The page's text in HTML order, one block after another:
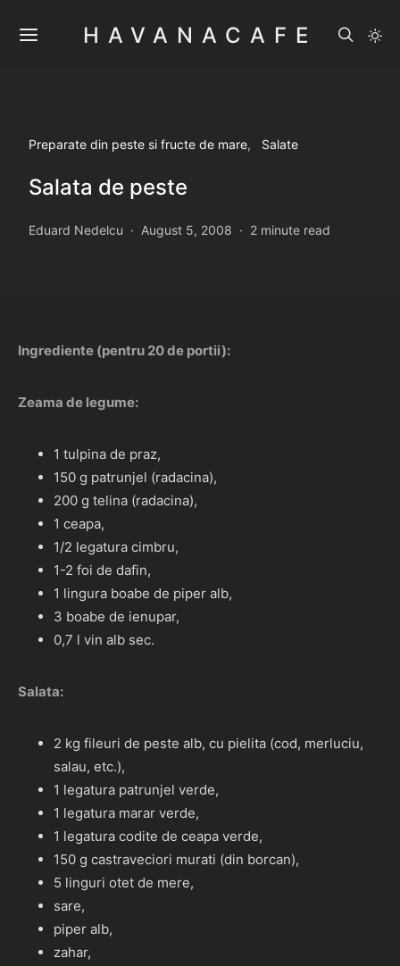
HAVANACAFE
Preparate din peste si fructe de mare Salate
Salata de peste
Eduard Nedelcu August 5, 2008 2 minute read
Ingrediente (pentru 20 de portii):
Zeama de legume:
1 tulpina de praz,
150 g patrunjel (radacina),
200 g telina (radacina),
1 ceapa,
1/2 legatura cimbru,
1-2 foi de dafin,
1 lingura boabe de piper alb,
3 boabe de ienupar,
0,7 l vin alb sec.
Salata:
2 kg fileuri de peste alb, cu pielita (cod, merluciu,
salau, etc.),
1 legatura patrunjel verde,
1 legatura marar verde,
1 legatura codite de ceapa verde,
150 g castraveciori murati (din borcan),
5 linguri otet de mere,
sare,
piper alb,
zahar,